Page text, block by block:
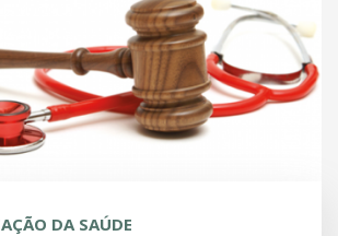
DA SAÚDE